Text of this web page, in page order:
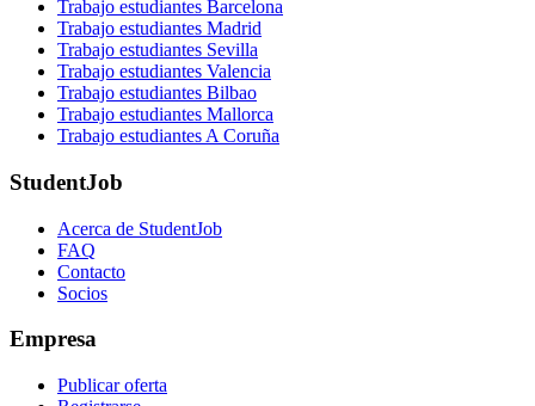
Trabajo estudiantes Barcelona
Trabajo estudiantes Madrid
Trabajo estudiantes Sevilla
Trabajo estudiantes Valencia
Trabajo estudiantes Bilbao
Trabajo estudiantes Mallorca
Trabajo estudiantes A Coruña
StudentJob
Acerca de StudentJob
FAQ
Contacto
Socios
Empresa
Publicar oferta